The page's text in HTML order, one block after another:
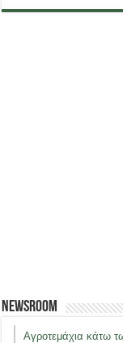
Newsroom
Αγροτεμάχια κάτω